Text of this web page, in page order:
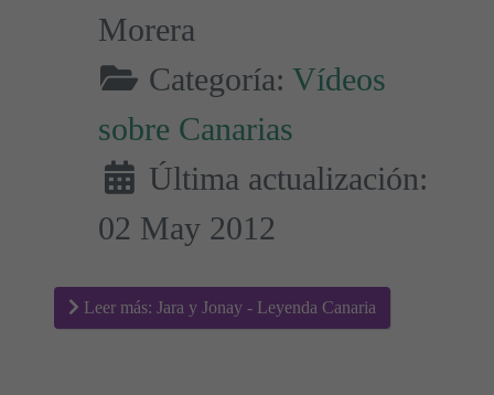
Morera
Categoría: Vídeos
sobre Canarias
Última actualización:
02 May 2012
Leer más: Jara y Jonay - Leyenda Canaria